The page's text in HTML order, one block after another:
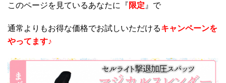
このページを見ているあなたに『限定 』で
通常よりもお得な価格でお試しいただけるキャンペーンを
やってます♪